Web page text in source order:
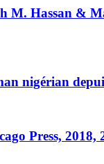
M. Hassan &
nigérian
Press, 2018,